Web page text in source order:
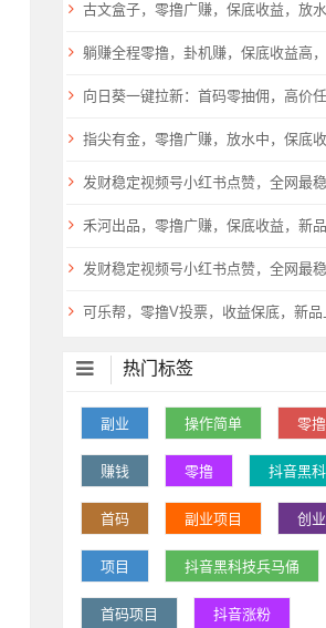
躺赚全程零撸，卦机赚，保底收益高，
向日葵一键拉新：首码零抽佣，高价
热门标签
副业 操作简单 零
赚钱 零撸 抖音黑
首码 副业项目 创业
项目 抖音黑科技兵马俑
首码项目 抖音涨粉